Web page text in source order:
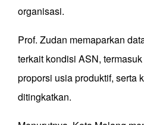
organisasi.
Prof. Zudan memaparkan
terkait kondisi ASN,
proporsi usia produktif, serta
ditingkatkan.